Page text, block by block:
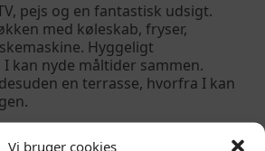
Vi bruger cookies
pejs og en fantastisk udsigt.
med køleskab, fryser,
Hyggeligt
I kan nyde måltider sammen.
en terrasse, hvorfra I kan